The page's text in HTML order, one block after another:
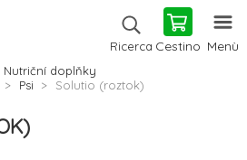
Ricerca Cestino Menù
Nutriční doplňky
Psi Solutio (roztok)